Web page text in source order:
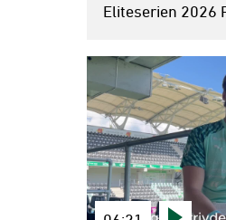
Eliteserien 2026